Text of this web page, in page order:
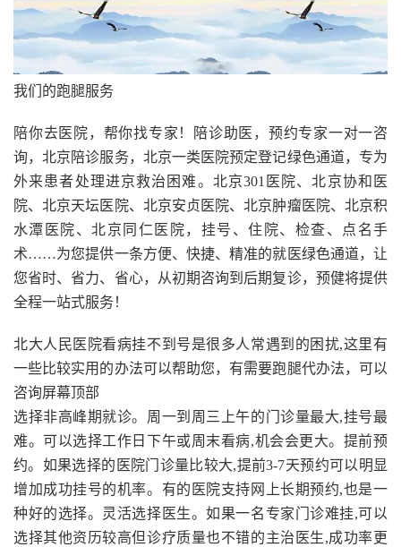
我们的跑腿服务
陪你去医院，帮你找专家！陪诊助医，预约专家一对一咨
询，北京陪诊服务，北京一类医院预定登记绿色通道，专为
外来患者处理进京救治困难。北京301医院、北京协和医
院、北京天坛医院、北京安贞医院、北京肿瘤医院、北京积
水潭医院、北京同仁医院，挂号、住院、检查、点名手
术……为您提供一条方便、快捷、精准的就医绿色通道，让
您省时、省力、省心，从初期咨询到后期复诊，预健将提供
全程一站式服务！
北大人民医院看病挂不到号是很多人常遇到的困扰,这里有
一些比较实用的办法可以帮助您，有需要跑腿代办法，可以
咨询屏幕顶部
选择非高峰期就诊。周一到周三上午的门诊量最大,挂号最
难。可以选择工作日下午或周末看病,机会会更大。提前预
约。如果选择的医院门诊量比较大,提前3-7天预约可以明显
增加成功挂号的机率。有的医院支持网上长期预约,也是一
种好的选择。灵活选择医生。如果一名专家门诊难挂,可以
选择其他资历较高但诊疗质量也不错的主治医生,成功率更